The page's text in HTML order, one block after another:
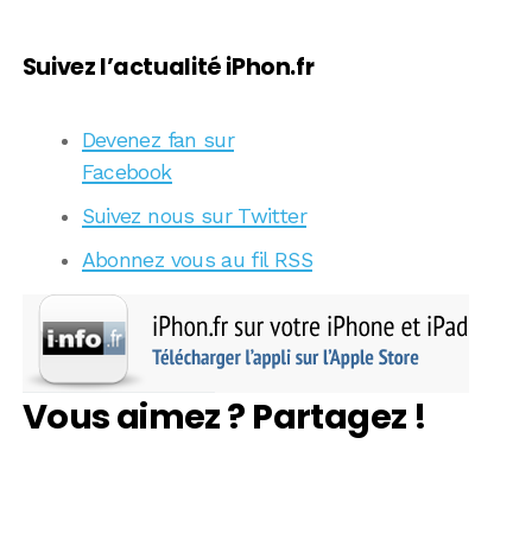
Suivez l’actualité iPhon.fr
Devenez fan sur
Facebook
Suivez nous sur Twitter
Abonnez vous au fil RSS
Vous aimez ? Partagez !